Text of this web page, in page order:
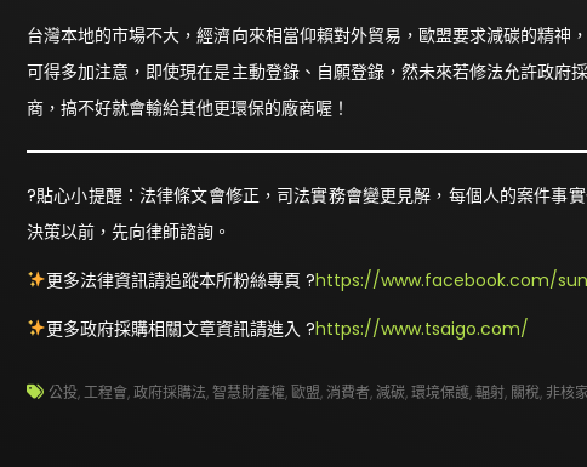
台灣本地的市場不大，經濟向來相當仰賴對外貿易，歐盟要求減碳的精神
可得多加注意，即使現在是主動登錄、自願登錄，然未來若修法允許政
商，搞不好就會輸給其他更環保的廠商喔！
?貼心小提醒：法律條文會修正，司法實務會變更見解，每個人的案件事
決策以前，先向律師諮詢。
更多法律資訊請追蹤本所粉絲專頁 ?https://www.facebook.com/
更多政府採購相關文章資訊請進入 ?https://www.tsaigo.com/
公投,工程會,政府採購法,智慧財產權,歐盟,消費者, 減碳,環境保護,輻射, 關稅, 非核